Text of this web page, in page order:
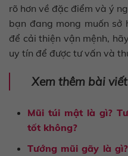
rõ hơn về đặc điểm và ý
bạn đang mong muốn sở
để cải thiện vận mệnh,
uy tín để được tư vấn và
Xem thêm bài
Mũi túi mật là gì?
tốt không?
Tướng mũi gãy là